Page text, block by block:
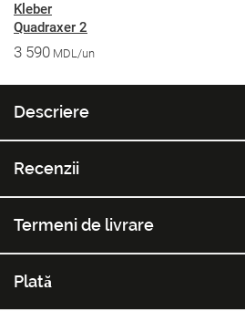
Kleber
Quadraxer 2
3 590 MDL/un
Descriere
Recenzii
Termeni de livrare
Plată